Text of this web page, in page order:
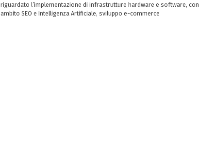
riguardato l’implementazione di infrastrutture hardware e software,
ambito SEO e Intelligenza Artificiale, sviluppo e-commerce